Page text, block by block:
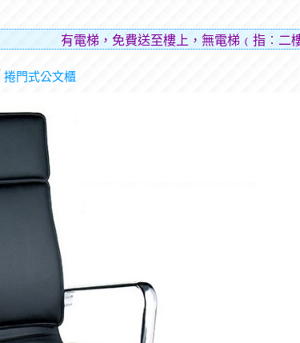
有電梯，免費送至樓上，無電梯﹙指︰二樓以上﹚需
捲門式公文櫃